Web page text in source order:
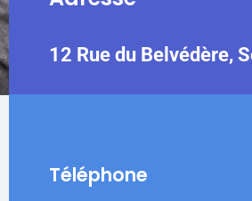
12 Rue du Belvédère,
Téléphone